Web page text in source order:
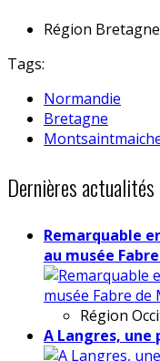
Région Bretagne
Tags:
Normandie
Bretagne
Dernières actualités
Remarquable
au musée
Région
A Langres,